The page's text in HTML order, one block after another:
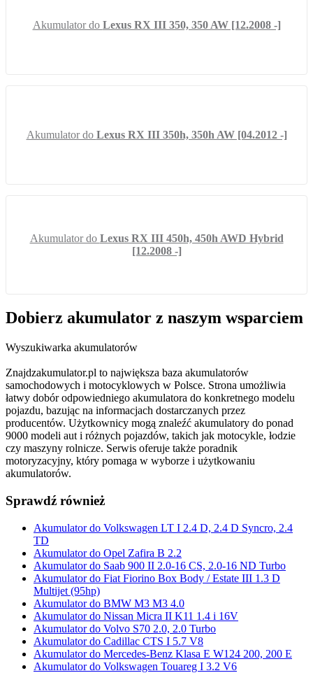
Akumulator do Lexus RX III 350, 350 AW [12.2008 -]
Akumulator do Lexus RX III 350h, 350h AW [04.2012 -]
Akumulator do Lexus RX III 450h, 450h AWD Hybrid
[12.2008 -]
Dobierz akumulator z naszym wsparciem
Wyszukiwarka akumulatorów
Znajdzakumulator.pl to największa baza akumulatorów
samochodowych i motocyklowych w Polsce. Strona umożliwia
łatwy dobór odpowiedniego akumulatora do konkretnego modelu
pojazdu, bazując na informacjach dostarczanych przez
producentów. Użytkownicy mogą znaleźć akumulatory do ponad
9000 modeli aut i różnych pojazdów, takich jak motocykle, łodzie
czy maszyny rolnicze. Serwis oferuje także poradnik
motoryzacyjny, który pomaga w wyborze i użytkowaniu
akumulatorów.
Sprawdź również
Akumulator do Volkswagen LT I 2.4 D, 2.4 D Syncro, 2.4
TD
Akumulator do Opel Zafira B 2.2
Akumulator do Saab 900 II 2.0-16 CS, 2.0-16 ND Turbo
Akumulator do Fiat Fiorino Box Body / Estate III 1.3 D
Multijet (95hp)
Akumulator do BMW M3 M3 4.0
Akumulator do Nissan Micra II K11 1.4 i 16V
Akumulator do Volvo S70 2.0, 2.0 Turbo
Akumulator do Cadillac CTS I 5.7 V8
Akumulator do Mercedes-Benz Klasa E W124 200, 200 E
Akumulator do Volkswagen Touareg I 3.2 V6